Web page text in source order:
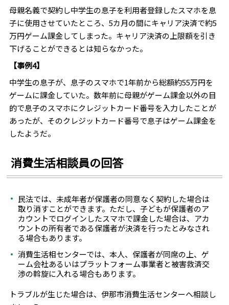
母親名義で契約し中学生の息子を利用者登録したスマホを息
子に使用させていたところ、5カ月の間にキャリア決済で約5
万円ゲーム課金してしまった。キャリア決済の上限額を引き
下げることができるとは知らなかった。
【事例4】
中学生の息子が、息子のスマホで1年前から総額約55万円を
ゲームに課金していた。数年前に母親がゲーム課金以外の目
的で息子のスマホにクレジットカード番号を入力したことが
あったが、そのクレジットカード番号で息子はゲーム課金を
したようだ。
消費生活相談員の回答
民法では、未成年者が保護者の同意なく契約した場合は
取り消すことができます。ただし、子どもが保護者のア
カウントでログインしたスマホで課金した場合は、アカ
ウントの所有者である保護者が決済を行ったとみなされ
る場合もあります。
消費生活相センターでは、本人、保護者が同席の上、ゲ
ーム会社あるいはプラットフォーム事業者と被害救済交
渉の斡旋に入れる場合もあります。
トラブルが生じた場合は、伊那市消費生活センターへ相談し